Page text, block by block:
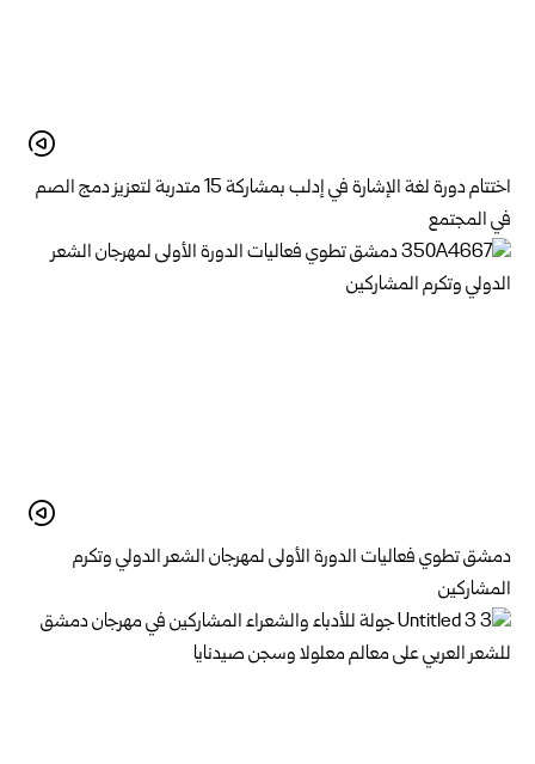
اختتام دورة لغة الإشارة في إدلب بمشاركة 15 متدربة لتعزيز دمج الصم
في المجتمع
دمشق تطوي فعاليات الدورة الأولى لمهرجان الشعر الدولي وتكرم
المشاركين